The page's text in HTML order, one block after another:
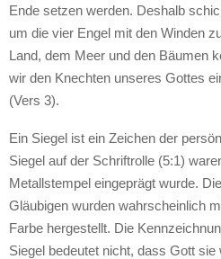
Ende setzen werden. Deshalb
um die vier Engel mit den Winden
Land, dem Meer und den Bäumen
wir den Knechten unseres Gottes
(Vers 3).
Ein Siegel ist ein Zeichen der
Siegel auf der Schriftrolle (5:1)
Metallstempel eingeprägt wurde.
Gläubigen wurden wahrscheinlich
Farbe hergestellt. Die
Siegel bedeutet nicht, dass Gott